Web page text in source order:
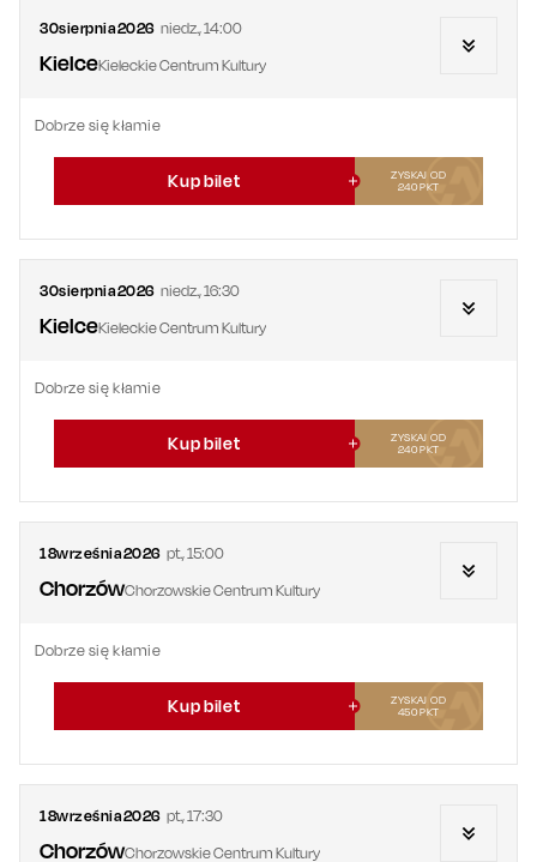
30sierpnia2026 niedz.,14:00
KielceKieleckie Centrum Kultury
Dobrze się kłamie
Kup bilet
ZYSKAJ OD
240PKT
30sierpnia2026 niedz.,16:30
KielceKieleckie Centrum Kultury
Dobrze się kłamie
Kup bilet
ZYSKAJ OD
240PKT
18września2026 pt.,15:00
ChorzówChorzowskie Centrum Kultury
Dobrze się kłamie
Kup bilet
ZYSKAJ OD
450PKT
18września2026 pt.,17:30
ChorzówChorzowskie Centrum Kultury